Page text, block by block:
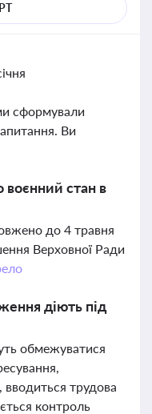
сформували
Ви
стан в
до 4 травня
Верховної Ради
діють під
обмежуватися
вводиться трудова
контроль